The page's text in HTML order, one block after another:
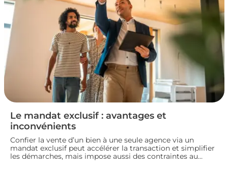
Le mandat exclusif : avantages et
inconvénients
Confier la vente d’un bien à une seule agence via un
mandat exclusif peut accélérer la transaction et simplifier
les démarches, mais impose aussi des contraintes au